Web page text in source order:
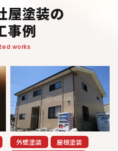
手伝いできることは何よ
業価値向上のための建築
す。
応いたしますので、どう
い。
屋塗装の
事例
works
外壁塗装
屋根塗装